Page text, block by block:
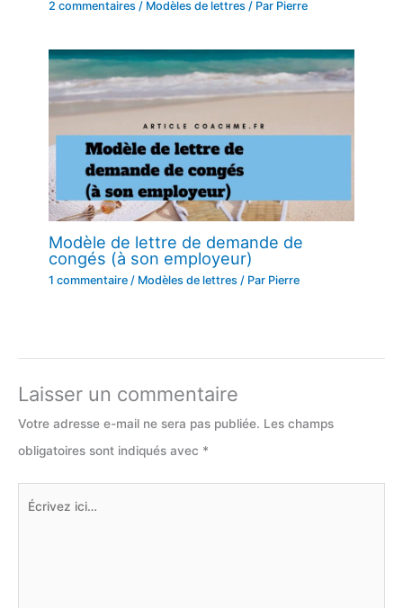
2 commentaires / Modèles de lettres / Par Pierre
Modèle de lettre de demande de
congés (à son employeur)
1 commentaire / Modèles de lettres / Par Pierre
Laisser un commentaire
Votre adresse e-mail ne sera pas publiée. Les champs
obligatoires sont indiqués avec *